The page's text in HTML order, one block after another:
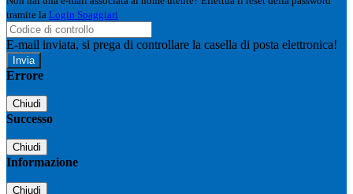
tramite la Login Spaggiari
E-mail inviata, si prega di controllare la casella di posta elettronica!
Errore
Chiudi
Successo
Chiudi
Informazione
Chiudi